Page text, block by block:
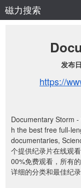
磁力搜索
发布
https://
Documentary Storm
h the best free full-
documentaries,
个提供纪录片在线观
00%免费观看，所有
详细的分类和最佳纪